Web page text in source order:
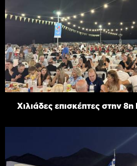
Χιλιάδες επισκέπτες στην